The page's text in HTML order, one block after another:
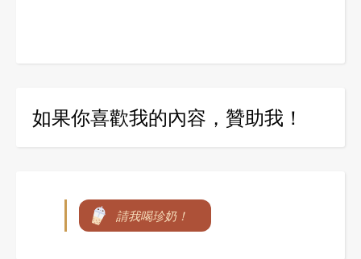
如果你喜歡我的內容，贊助我！
請我喝珍奶！